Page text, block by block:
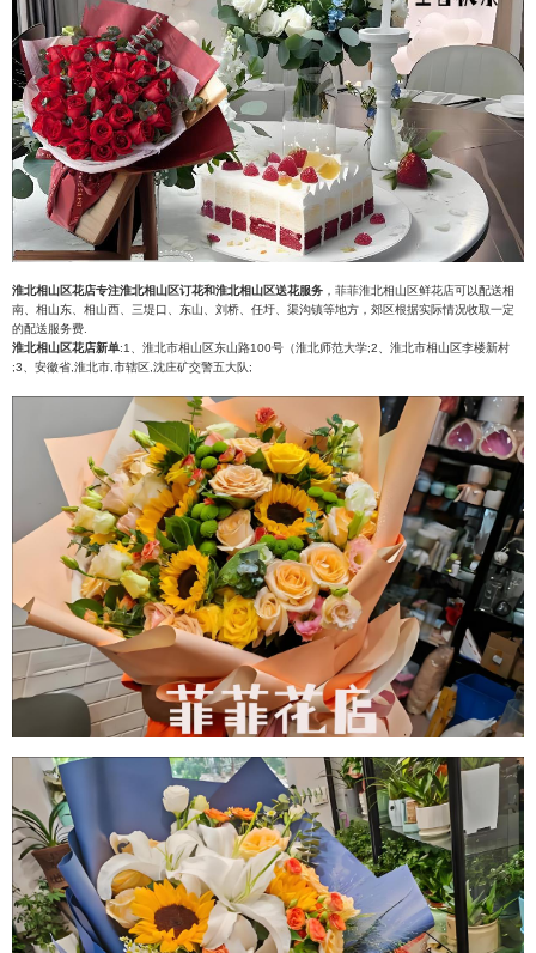
淮北相山区花店专注淮北相山区订花和淮北相山区送花服务 ，菲菲淮北相山区鲜花店可以配送相
南、相山东、相山西、三堤口、东山、刘桥、任圩、渠沟镇等地方，郊区根据实际情况收取一定
的配送服务费.
淮北相山区花店新单:1、淮北市相山区东山路100号（淮北师范大学;2、淮北市相山区李楼新村
;3、安徽省,淮北市,市辖区,沈庄矿交警五大队;